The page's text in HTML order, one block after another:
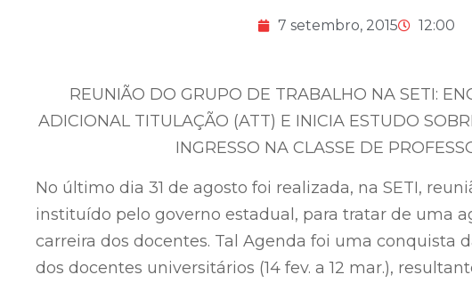
7 setembro, 2015 12:00
REUNIÃO DO GRUPO DE TRABALHO NA SETI:
ADICIONAL TITULAÇÃO (ATT) E INICIA ESTUDO
INGRESSO NA CLASSE DE
No último dia 31 de agosto foi realizada, na SETI,
instituído pelo governo estadual, para tratar de uma
carreira dos docentes. Tal Agenda foi uma conquista
dos docentes universitários (14 fev. a 12 mar.),